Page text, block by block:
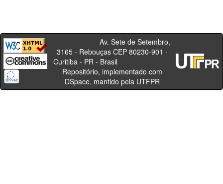
Av. Sete de Setembro,
3165 - Rebouças CEP 80230-901 -
Curitiba - PR - Brasil
Repositório, implementado com
DSpace, mantido pela UTFPR